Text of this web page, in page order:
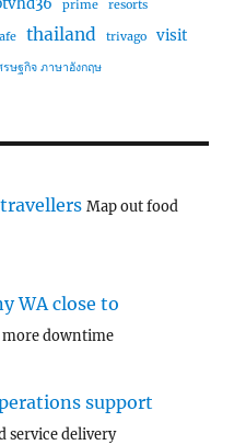
prime resorts
thailand trivago visit
รษฐกิจ ภาษาอังกฤษ
Map out food
WA close to
more downtime
support
service delivery